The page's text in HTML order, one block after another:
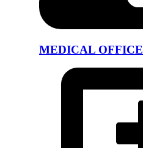
MEDICAL OFFICE